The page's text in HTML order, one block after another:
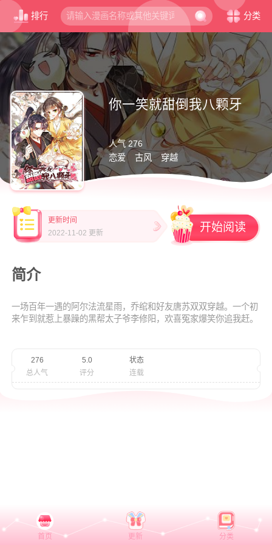
排行 分类
你一笑就甜倒我八颗牙
人气 276
恋爱
古风 穿越
更新时间
2022-11-02 更新
开始阅读
简介
一场百年一遇的阿尔法流星雨，乔绾和好友唐苏双双穿越。一个初
来乍到就惹上暴躁的黑帮太子爷李修阳，欢喜冤家爆笑你追我赶。
276
总人气
5.0
评分
状态
连载
首页 更新 分类